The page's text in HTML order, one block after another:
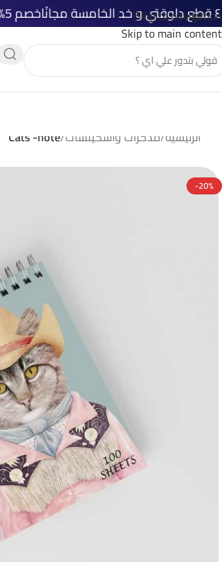
Skip to navigation
Skip to main content
خصم 5% عند الدفع الأونلاين
الرئيسية/مذكرات واسكيتشات/
Cats -note
-20%